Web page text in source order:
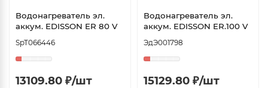
Водонагреватель эл.
аккум. EDISSON ER 80 V
SpT066446
13109.80 ₽/шт
Водонагреватель эл.
аккум. EDISSON ER.100 V
ЭдЭ001798
15129.80 ₽/шт